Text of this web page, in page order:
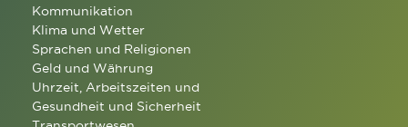
Kommunikation
Klima und Wetter
Sprachen und Religionen
Geld und Währung
Uhrzeit, Arbeitszeiten und
Gesundheit und Sicherheit